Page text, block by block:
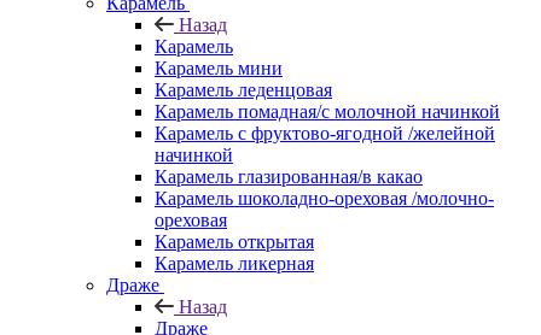
Назад
Карамель
Карамель мини
Карамель леденцовая
Карамель помадная/с молочной начинкой
Карамель с фруктово-ягодной /желейной
начинкой
Карамель глазированная/в какао
Карамель шоколадно-ореховая /молочно-
ореховая
Карамель открытая
Карамель ликерная
Драже
Назад
Драже